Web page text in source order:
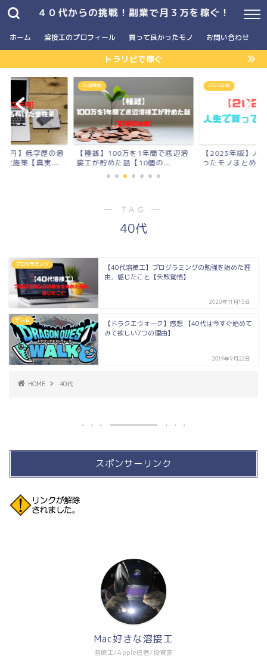
４０代からの挑戦！副業で月３万を稼ぐ！
ホーム 溶接工のプロフィール 買って良かったモノ お問い合わせ
トラリピで稼ぐ
円】低学歴の溶
全施策【真実...
お得情報
【種銭】100万を1年間で底辺溶
接工が貯めた話【10個の...
2023年版
【2023年版】人
ったモノまとめ
― TAG ―
40代
プログラミング
【40代溶接工】プログラミングの勉強を始めた理
由，感じたこと【失敗覚悟】
2020年11月15日
ゲーム
【ドラクエウォーク】感想 【40代は今すぐ始めて
みて欲しい7つの理由】
2019年9月22日
HOME 40代
スポンサーリンク
溶接工/Apple信者/投資家
Mac好きな溶接工